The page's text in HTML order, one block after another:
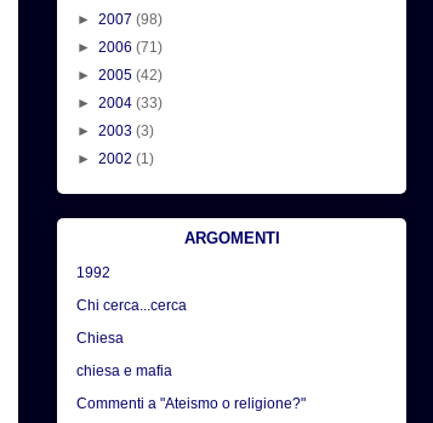
► 2007 (98)
► 2006 (71)
► 2005 (42)
► 2004 (33)
► 2003 (3)
► 2002 (1)
ARGOMENTI
1992
Chi cerca...cerca
Chiesa
chiesa e mafia
Commenti a "Ateismo o religione?"